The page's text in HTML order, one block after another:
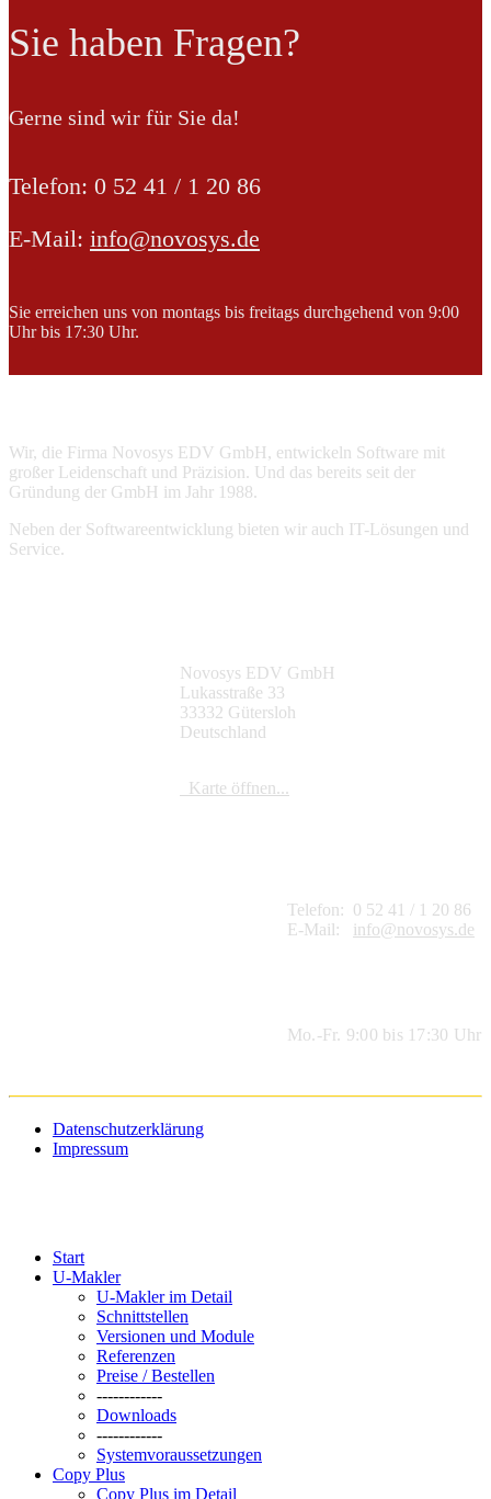
Sie haben Fragen?
Gerne sind wir für Sie da!
Telefon: 0 52 41 / 1 20 86
E-Mail: info@novosys.de
Sie erreichen uns von montags bis freitags durchgehend von 9:00
Uhr bis 17:30 Uhr.
Wir, die Firma Novosys EDV GmbH, entwickeln Software mit
großer Leidenschaft und Präzision. Und das bereits seit der
Gründung der GmbH im Jahr 1988.
Neben der Softwareentwicklung bieten wir auch IT-Lösungen und
Service.
Novosys EDV GmbH
Lukasstraße 33
33332 Gütersloh
Deutschland
Karte öffnen...
Telefon:
E-Mail:
0 52 41 / 1 20 86
info@novosys.de
Mo.-Fr. 9:00 bis 17:30 Uhr
Datenschutzerklärung
Impressum
Start
U-Makler
U-Makler im Detail
Schnittstellen
Versionen und Module
Referenzen
Preise / Bestellen
------------
Downloads
------------
Systemvoraussetzungen
Copy Plus
Copy Plus im Detail